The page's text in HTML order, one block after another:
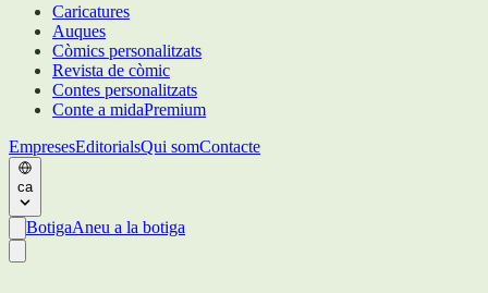
Caricatures
Auques
Còmics personalitzats
Revista de còmic
Contes personalitzats
Conte a midaPremium
EmpresesEditorialsQui somContacte
ca
BotigaAneu a la botiga